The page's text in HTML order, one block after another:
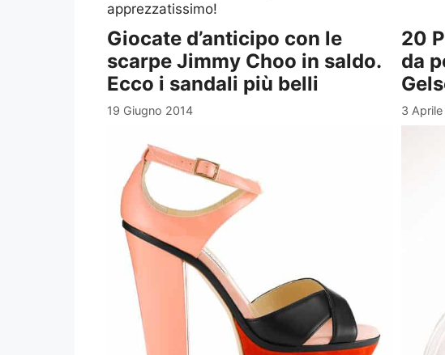
apprezzatissimo!
Giocate d’anticipo con le
scarpe Jimmy Choo in saldo.
Ecco i sandali più belli
19 Giugno 2014
20
da
3